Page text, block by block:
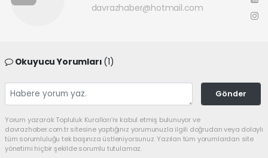
davrazhaber@hotmail.com
Okuyucu Yorumları (1)
Gönder
Yorum yazarak Topluluk Kuralları’nı kabul etmiş bulunuyor ve
davrazhaber.com.tr sitesine yaptığınız yorumunuzla ilgili doğrudan veya dolaylı
tüm sorumluluğu tek başınıza üstleniyorsunuz. Yazılan tüm yorumlardan site
yönetimi hiçbir şekilde sorumlu tutulamaz.